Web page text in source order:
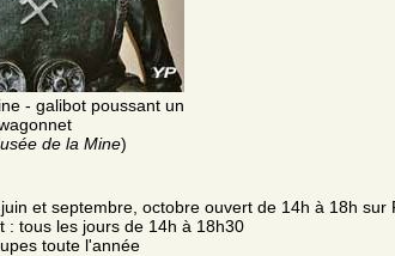
- galibot poussant un
de la Mine)
et septembre, octobre ouvert de 14h à 18h sur
: tous les jours de 14h à 18h30
toute l'année